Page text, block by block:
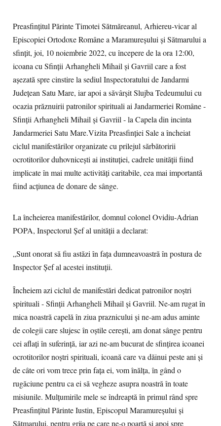
Preasfințitul Părinte Timotei Sătmăreanul, Arhiereu-vicar al
Episcopiei Ortodoxe Române a Maramureșului și Sătmarului a
sfințit, joi, 10 noiembrie 2022, cu începere de la ora 12:00,
icoana cu Sfinții Arhangheli Mihail și Gavriil care a fost
așezată spre cinstire la sediul Inspectoratului de Jandarmi
Județean Satu Mare, iar apoi a săvârșit Slujba Tedeumului cu
ocazia prăznuirii patronilor spirituali ai Jandarmeriei Române -
Sfinții Arhangheli Mihail și Gavriil - la Capela din incinta
Jandarmeriei Satu Mare.Vizita Preasfinției Sale a încheiat
ciclul manifestărilor organizate cu prilejul sărbătoririi
ocrotitorilor duhovnicești ai instituției, cadrele unității fiind
implicate în mai multe activități caritabile, cea mai importantă
fiind acțiunea de donare de sânge.
La încheierea manifestărilor, domnul colonel Ovidiu-Adrian
POPA, Inspectorul Șef al unității a declarat:
„Sunt onorat să fiu astăzi în fața dumneavoastră în postura de
Inspector Șef al acestei instituții.
Încheiem azi ciclul de manifestări dedicat patronilor noștri
spirituali - Sfinții Arhangheli Mihail și Gavriil. Ne-am rugat în
mica noastră capelă în ziua praznicului și ne-am adus aminte
de colegii care slujesc în oștile cerești, am donat sânge pentru
cei aflați în suferință, iar azi ne-am bucurat de sfințirea icoanei
ocrotitorilor noștri spirituali, icoană care va dăinui peste ani și
de câte ori vom trece prin fața ei, vom înălța, în gând o
rugăciune pentru ca ei să vegheze asupra noastră în toate
misiunile. Mulțumirile mele se îndreaptă în primul rând spre
Preasfințitul Părinte Iustin, Episcopul Maramureșului și
Sătmarului, pentru grija pe care ne-o poartă și apoi spre